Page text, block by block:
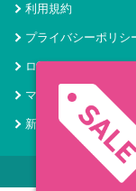
利用規約
プライバシーポリシ
ログイン
マイページ
新規会員登録
© 2021 ア